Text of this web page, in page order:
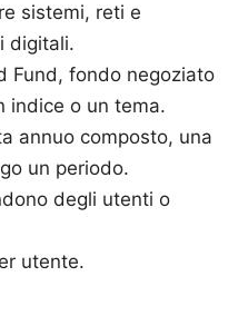
sistemi, reti e
digitali.
Fund, fondo negoziato
indice o un tema.
annuo composto, una
un periodo.
degli utenti o
utente.